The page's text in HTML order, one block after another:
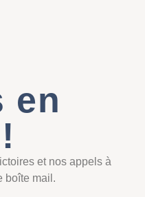
en
et nos appels à
boîte mail.